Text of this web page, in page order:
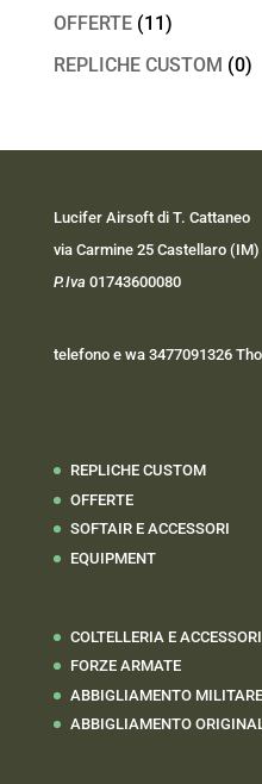
OFFERTE (11)
REPLICHE CUSTOM (0)
Lucifer Airsoft di T. Cattaneo
via Carmine 25 Castellaro (IM)
P.Iva 01743600080
telefono e wa 3477091326
REPLICHE CUSTOM
OFFERTE
SOFTAIR E ACCESSORI
EQUIPMENT
COLTELLERIA E ACCESSORI
FORZE ARMATE
ABBIGLIAMENTO
ABBIGLIAMENTO